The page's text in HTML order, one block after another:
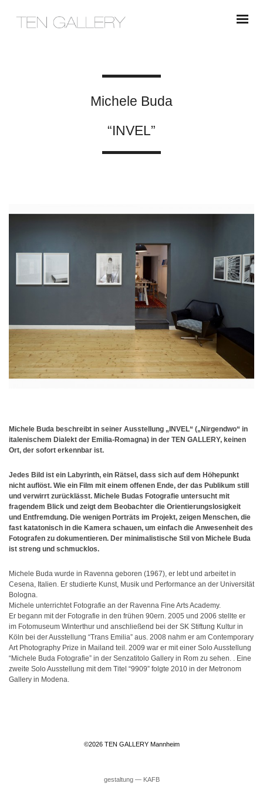
Michele Buda
“INVEL”
Michele Buda beschreibt in seiner Ausstellung „INVEL“ („Nirgendwo“ in
italenischem Dialekt der Emilia-Romagna) in der TEN GALLERY, keinen
Ort, der sofort erkennbar ist.
Jedes Bild ist ein Labyrinth, ein Rätsel, dass sich auf dem Höhepunkt
nicht auflöst. Wie ein Film mit einem offenen Ende, der das Publikum still
und verwirrt zurücklässt. Michele Budas Fotografie untersucht mit
fragendem Blick und zeigt dem Beobachter die Orientierungslosigkeit
und Entfremdung. Die wenigen Porträts im Projekt, zeigen Menschen, die
fast katatonisch in die Kamera schauen, um einfach die Anwesenheit des
Fotografen zu dokumentieren. Der minimalistische Stil von Michele Buda
ist streng und schmucklos.
Michele Buda wurde in Ravenna geboren (1967), er lebt und arbeitet in
Cesena, Italien. Er studierte Kunst, Musik und Performance an der Universität
Bologna.
Michele unterrichtet Fotografie an der Ravenna Fine Arts Academy.
Er begann mit der Fotografie in den frühen 90ern. 2005 und 2006 stellte er
im Fotomuseum Winterthur und anschließend bei der SK Stiftung Kultur in
Köln bei der Ausstellung “Trans Emilia” aus. 2008 nahm er am Contemporary
Art Photography Prize in Mailand teil. 2009 war er mit einer Solo Ausstellung
“Michele Buda Fotografie” in der Senzatitolo Gallery in Rom zu sehen. . Eine
zweite Solo Ausstellung mit dem Titel “9909” folgte 2010 in der Metronom
Gallery in Modena.
©2026 TEN GALLERY Mannheim
gestaltung ― KAFB